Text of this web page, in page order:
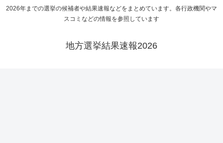
2026年までの選挙の候補者や結果速報などをまとめています。各行政機関やマ
スコミなどの情報を参照しています
地方選挙結果速報2026